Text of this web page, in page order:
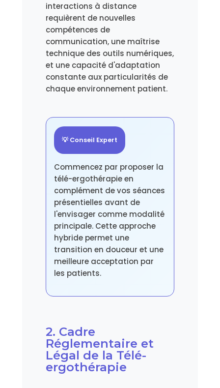
interactions à distance
requièrent de nouvelles
compétences de
communication, une maîtrise
technique des outils numériques,
et une capacité d'adaptation
constante aux particularités de
chaque environnement patient.
💡 Conseil Expert
Commencez par proposer la
télé-ergothérapie en
complément de vos séances
présentielles avant de
l'envisager comme modalité
principale. Cette approche
hybride permet une
transition en douceur et une
meilleure acceptation par
les patients.
2. Cadre
Réglementaire et
Légal de la Télé-
ergothérapie